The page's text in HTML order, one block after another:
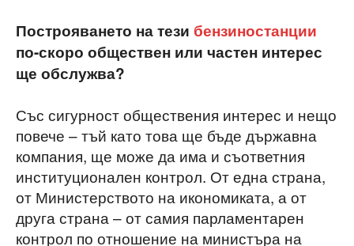
Построяването на тези бензиностанции
по-скоро обществен или частен интерес
ще обслужва?
Със сигурност обществения интерес и нещо
повече – тъй като това ще бъде държавна
компания, ще може да има и съответния
институционален контрол. От една страна,
от Министерството на икономиката, а от
друга страна – от самия парламентарен
контрол по отношение на министъра на